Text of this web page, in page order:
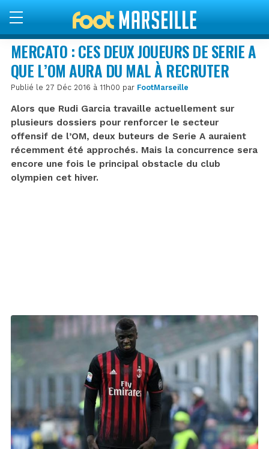
MERCATO : CES DEUX JOUEURS DE SERIE A
QUE L’OM AURA DU MAL À RECRUTER
Publié le 27 Déc 2016 à 11h00 par FootMarseille
Alors que Rudi Garcia travaille actuellement sur
plusieurs dossiers pour renforcer le secteur
offensif de l’OM, deux buteurs de Serie A auraient
récemment été approchés. Mais la concurrence sera
encore une fois le principal obstacle du club
olympien cet hiver.